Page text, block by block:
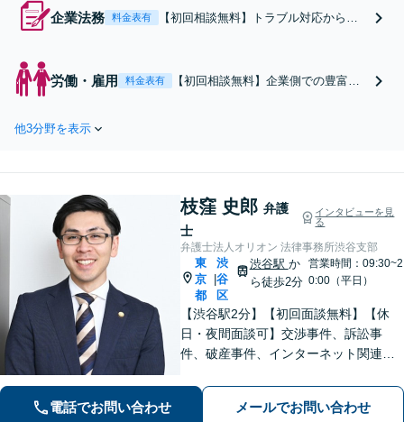
企業法務 料金表有
【初回相談無料】トラブル対応から、
を有する弁護士が、あなたの法律問題
を解決に導きます。【メール・WEB面
労働・雇用 料金表有
【初回相談無料】企業側での豊富な
取り扱っています。企業側（使用者
ル・WEB面談可】
他3分野を表示
枝窪 史郎 弁護
士
インタビューを見
る
弁護士法人オリオン 法律事務所渋谷支部
東
京
都
渋
谷
区
渋谷駅 か
ら徒歩2分
営業時間：09:30~2
0:00（平日）
【渋谷駅2分】【初回面談無料】【休
日・夜間面談可】交渉事件、訴訟事
件、破産事件、インターネット関連事
件など多様な法律問題に対応いたしま
す。法律問題を抱えるお客様の不安を
電話でお問い合わせ メールでお問い合わせ